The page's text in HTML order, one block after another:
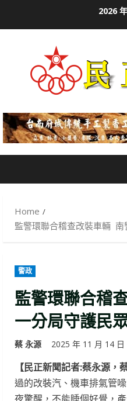
2026
Home
監警環聯合稽查改裝車輛 南
警政
監警環聯合稽
一分局守護民
蔡 永源 2025 年 11 月 14 日
【民正新聞記者:蔡永源，
過的改裝汽、機車排氣管